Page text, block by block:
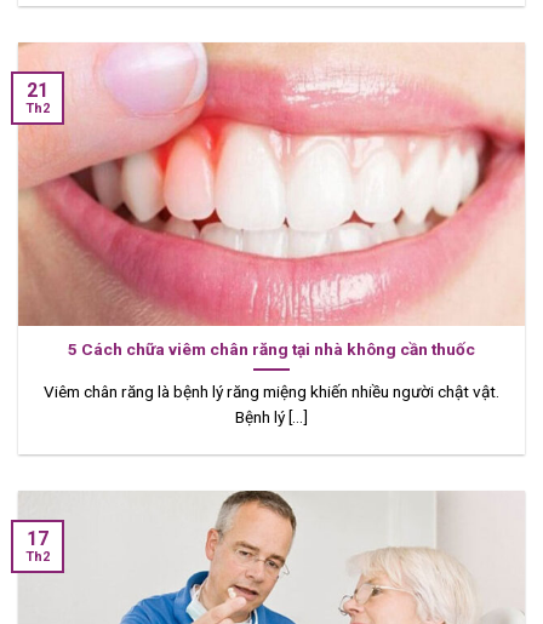
5 Cách chữa viêm chân răng tại nhà không cần thuốc
Viêm chân răng là bệnh lý răng miệng khiến nhiều người chật vật.
Bệnh lý [...]
21
Th2
17
Th2